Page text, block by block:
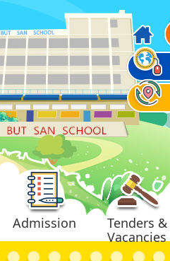
Admission
Tenders &
Vacancies